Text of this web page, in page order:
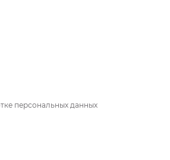
персональных данных